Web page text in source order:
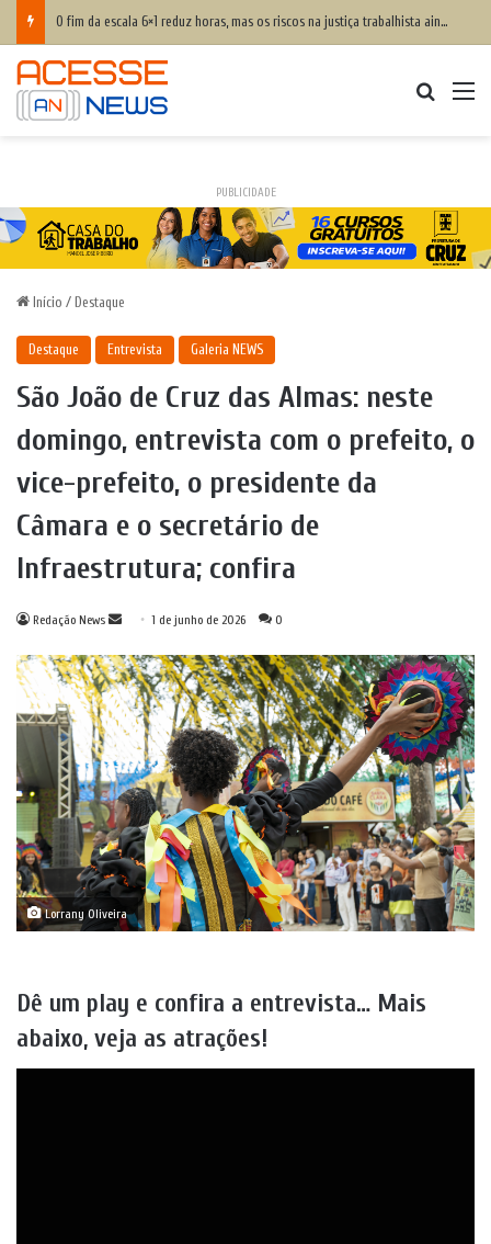
O fim da escala 6×1 reduz horas, mas os riscos na justiça trabalhista ainda serão os mesmos
PUBLICIDADE
Início / Destaque
Destaque Entrevista Galeria NEWS
São João de Cruz das Almas: neste
domingo, entrevista com o prefeito, o
vice-prefeito, o presidente da
Câmara e o secretário de
Infraestrutura; confira
Redação News
Mande
e-
mail
1 de junho de 2026 0
Lorrany Oliveira
Dê um play e confira a entrevista… Mais
abaixo, veja as atrações!